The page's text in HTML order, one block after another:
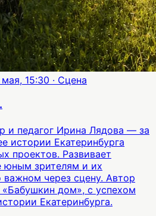
15:30 · Сцена
и педагог Ирина Лядова — за
истории Екатеринбурга
проектов. Развивает
зрителям и их
важном через сцену. Автор
«Бабушкин дом», с успехом
Екатеринбурга.